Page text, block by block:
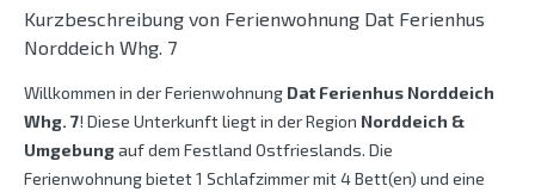
Kurzbeschreibung von Ferienwohnung Dat Ferienhus
Norddeich Whg. 7
Willkommen in der Ferienwohnung Dat Ferienhus Norddeich
Whg. 7! Diese Unterkunft liegt in der Region Norddeich &
Umgebungauf dem Festland Ostfrieslands. Die
Ferienwohnung bietet 1 Schlafzimmer mit 4 Bett(en) und eine